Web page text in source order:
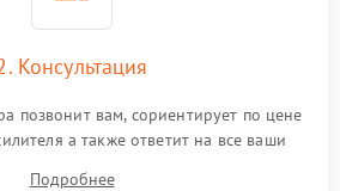
Консультация
позвонит вам, сориентирует по цене
а также ответит на все ваши
Подробнее